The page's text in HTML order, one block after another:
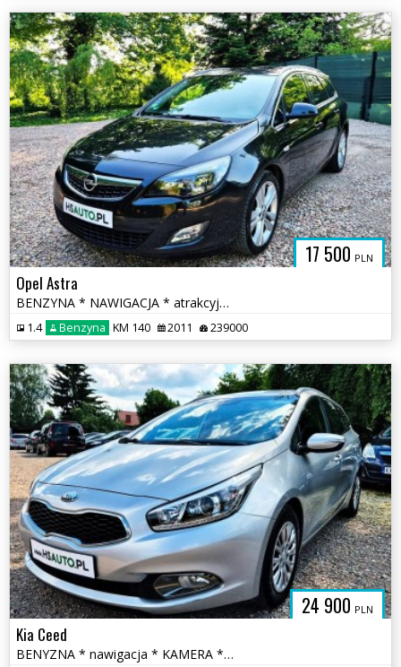
17 500 PLN
Opel Astra
BENZYNA * NAWIGACJA * atrakcyjny wygląd * SUPER * okazja
1.4 Benzyna KM 140 2011 239000
24 900 PLN
Kia Ceed
BENYZNA * nawigacja * KAMERA * serwis ASO * super * OKAZJA